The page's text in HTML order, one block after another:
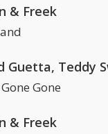
& Freek
Gone
& Freek